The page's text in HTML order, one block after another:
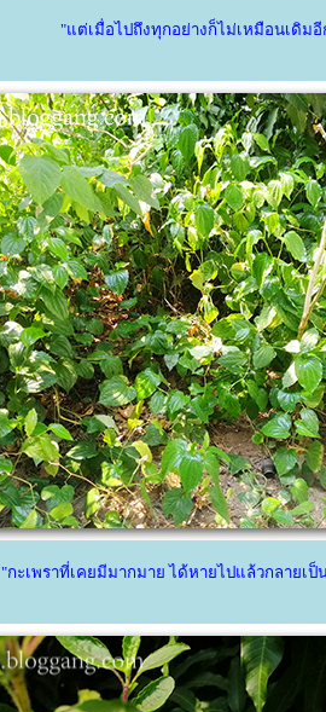
"แต่เมื่อไปถึงทุกอย่างก็ไม่เหมือนเดิมอี
"กะเพราที่เคยมีมากมาย ได้หายไปแล้วกลายเ